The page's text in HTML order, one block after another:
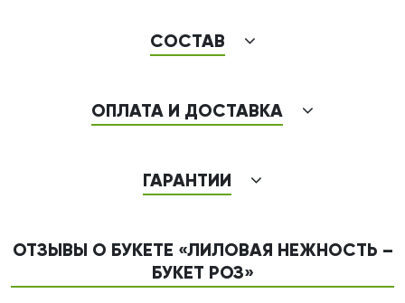
СОСТАВ
ОПЛАТА И ДОСТАВКА
ГАРАНТИИ
ОТЗЫВЫ О БУКЕТЕ «ЛИЛОВАЯ НЕЖНОСТЬ –
БУКЕТ РОЗ»